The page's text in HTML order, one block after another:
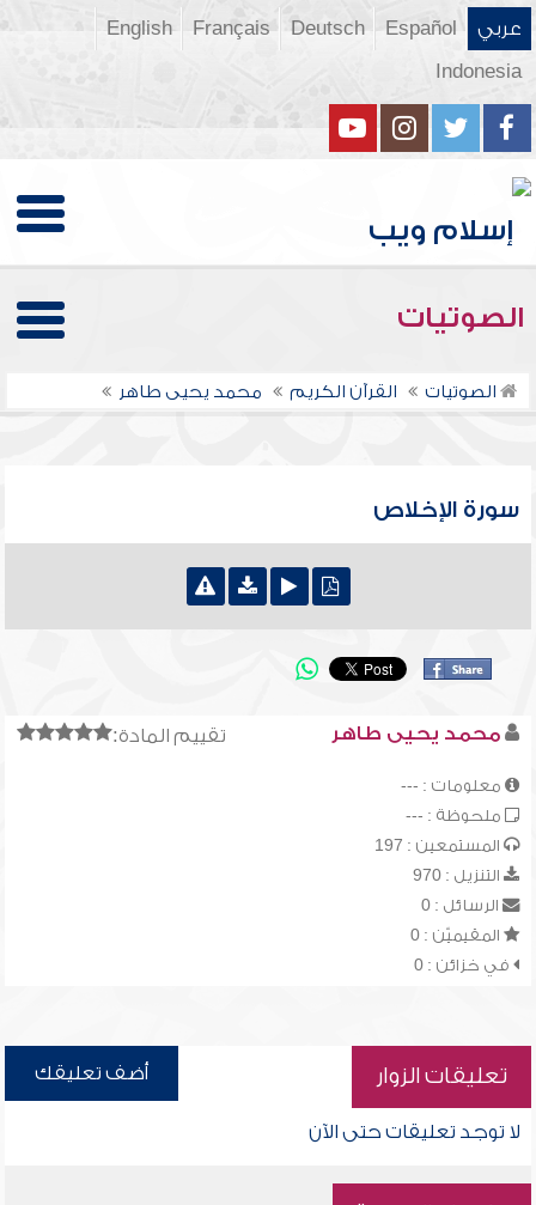
عربي Español
Deutsch
Français
English
Indonesia
الصوتيات
الصوتيات القرآن الكريم محمد يحيى طاهر
سورة الإخلاص
تقييم المادة: محمد يحيى طاهر
معلومات : ---
ملحوظة : ---
المستمعين : 197
التنزيل : 970
الرسائل : 0
المقيميّن : 0
في خزائن : 0
تعليقات الزوار أضف تعليقك
لا توجد تعليقات حتى الآن